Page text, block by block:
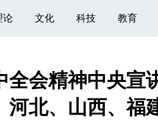
论 文化 科技 教育
全会精神中央
河北、山西、福